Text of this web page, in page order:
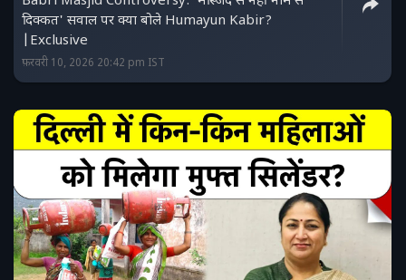
दिक्कत' सवाल पर क्या बोले Humayun Kabir?
|Exclusive
फ़रवरी 10, 2026 20:42 pm IST